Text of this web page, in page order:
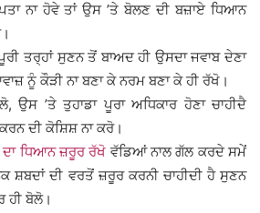
ਨਾ ਹੋਵੇ ਤਾਂ ਉਸ ’ਤੇ ਬੋਲਣ ਦੀ ਬਜ਼ਾਏ ਧਿਆਨ
ਤਰ੍ਹਾਂ ਸੁਣਨ ਤੋਂ ਬਾਅਦ ਹੀ ਉਸਦਾ ਜਵਾਬ ਦੇਣਾ
ਨੂੰ ਕੌੜੀ ਨਾ ਬਣਾ ਕੇ ਨਰਮ ਬਣਾ ਕੇ ਹੀ ਰੱਖੋ।
ਉਸ ’ਤੇ ਤੁਹਾਡਾ ਪੂਰਾ ਅਧਿਕਾਰ ਹੋਣਾ ਚਾਹੀਦੈ
ਦੀ ਕੋਸ਼ਿਸ਼ ਨਾ ਕਰੋ।
ਦਾ ਧਿਆਨ ਜ਼ਰੂਰ ਰੱਖੋ ਵੱਡਿਆਂ ਨਾਲ ਗੱਲ ਕਰਦੇ ਸਮੇਂ
ਸ਼ਬਦਾਂ ਦੀ ਵਰਤੋਂ ਜ਼ਰੂਰ ਕਰਨੀ ਚਾਹੀਦੀ ਹੈ ਸੁਣਨ
ਹੀ ਬੋਲੋ।